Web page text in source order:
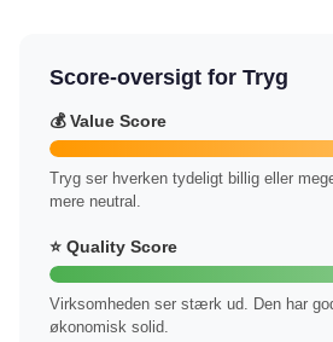
Score-oversigt for Tryg
💰 Value Score
Tryg ser hverken tydeligt billig eller
mere neutral.
⭐ Quality Score
Virksomheden ser stærk ud. Den har
økonomisk solid.